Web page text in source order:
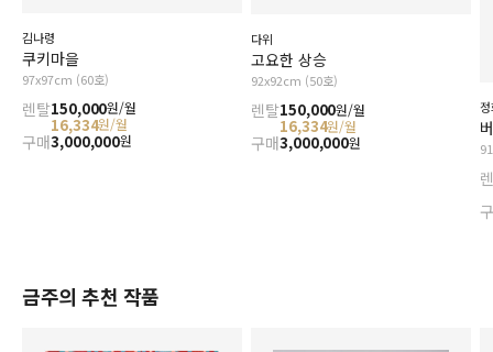
김나령
쿠키마을
97x97cm (60호)
렌탈150,000원/월
16,334원/월
구매3,000,000원
다위
고요한 상승
92x92cm (50호)
렌탈150,000원/월
16,334원/월
구매3,000,000원
금주의 추천 작품